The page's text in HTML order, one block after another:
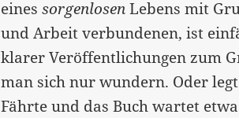
einessorgenlosenLebens mit
und Arbeit verbundenen, ist
klarer Veröffentlichungen zum
man sich nur wundern. Oder
Fährte und das Buch wartet